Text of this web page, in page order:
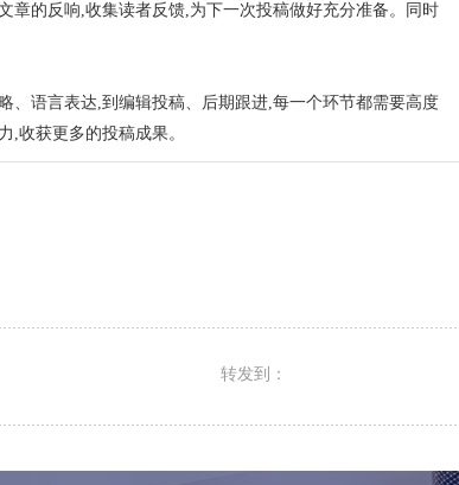
章的反响,收集读者反馈,为下一次投稿做好充分准备。同时
、语言表达,到编辑投稿、后期跟进,每一个环节都需要高度
,收获更多的投稿成果。
转发到：